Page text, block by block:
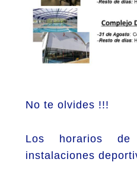
No te olvides !!!
Los horarios
instalaciones